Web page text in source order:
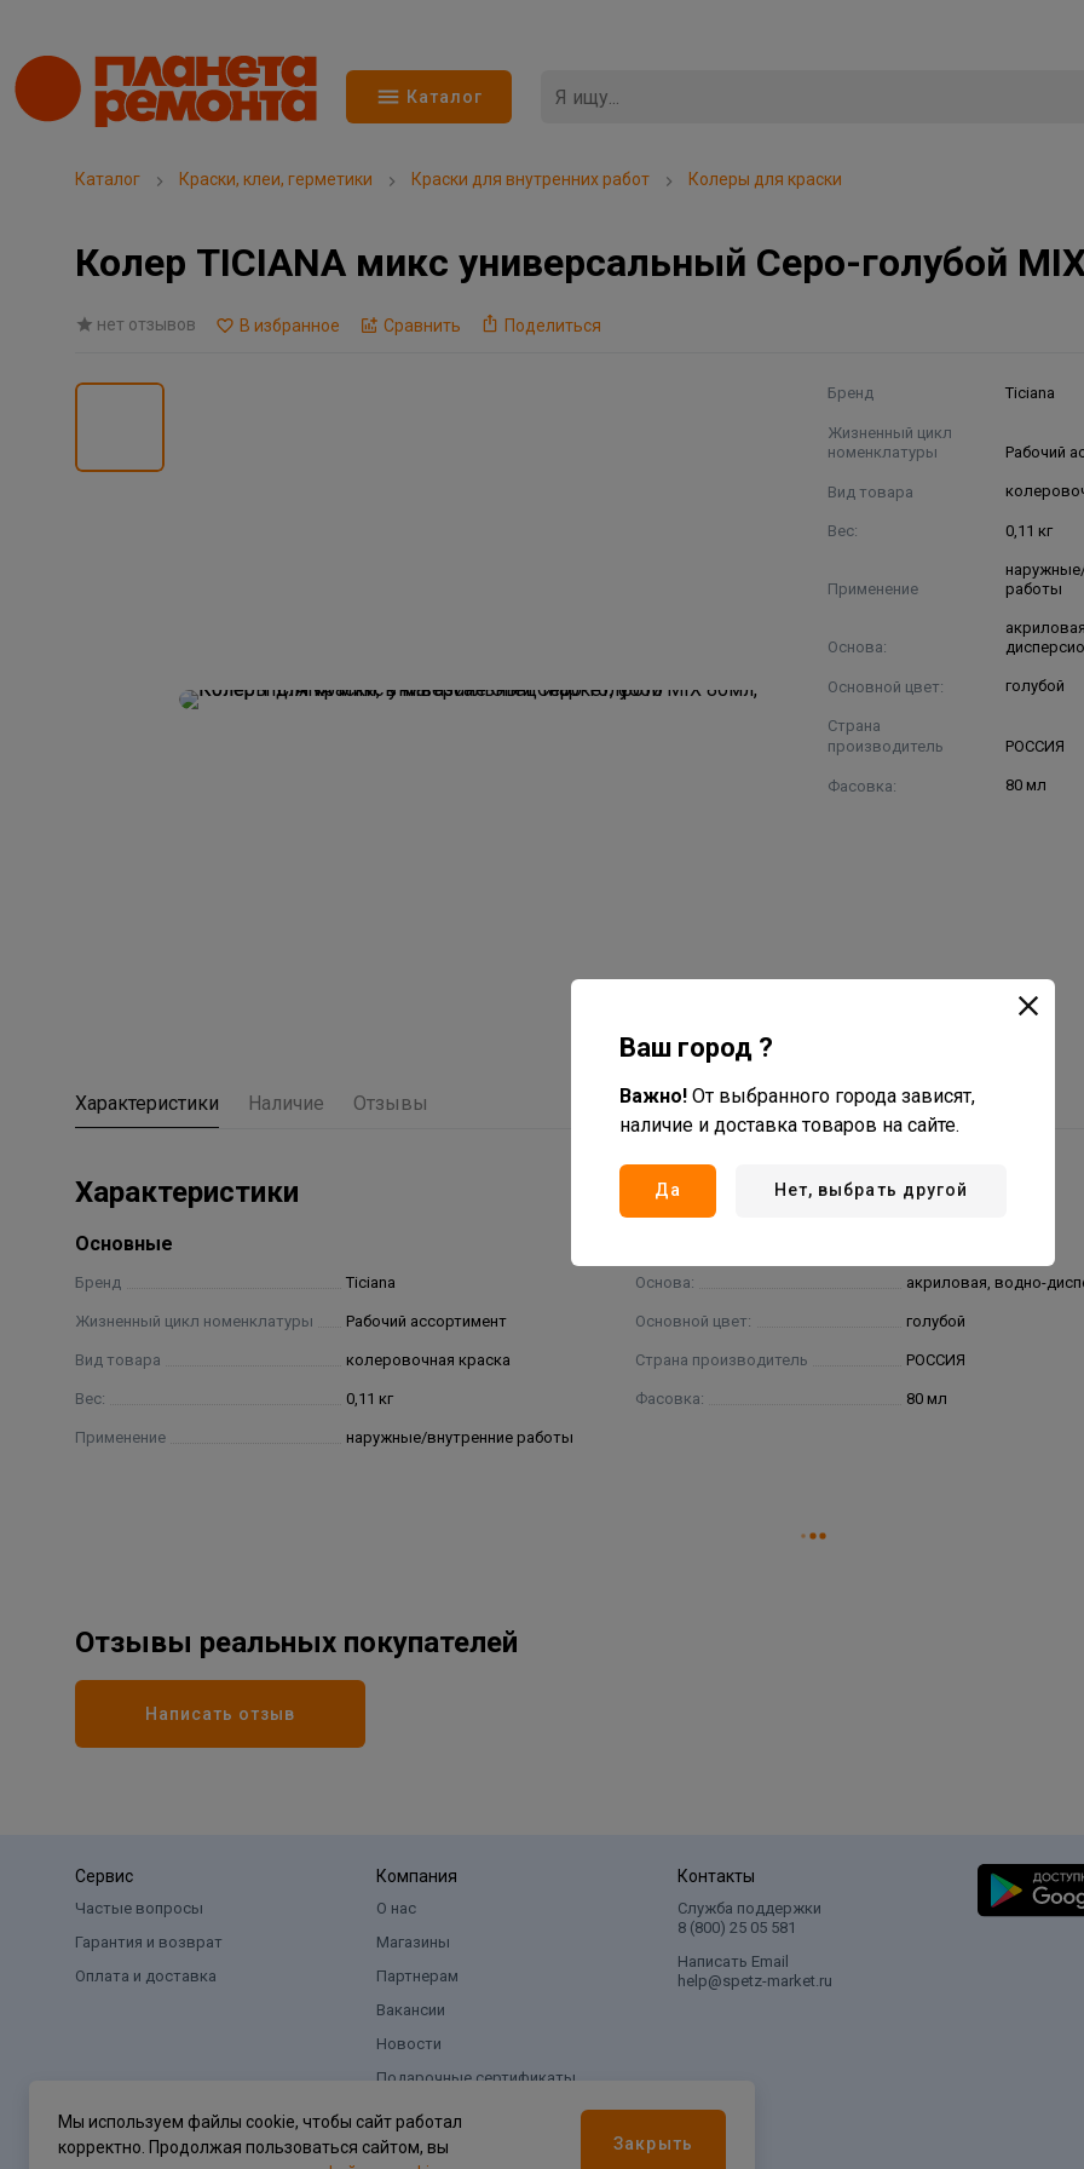
Каталог
Каталог Краски, клеи, герметики Краски для внутренних работ Колеры для краски
Колер TICIANA микс универсальный Серо-голубой
нет отзывов В избранное Сравнить Поделиться
Бренд Ticiana
Жизненный цикл
номенклатуры
Рабочий
Вид товара
Вес: 0,11 кг
Применение
работы
Основа:
Основной цвет: голубой
Страна
производитель
РОССИЯ
Фасовка: 80 мл
Характеристики Наличие Отзывы
Характеристики
Основные
Бренд Ticiana
Жизненный цикл номенклатуры Рабочий ассортимент
Вид товара колеровочная краска
Вес: 0,11 кг
Применение наружные/внутренние работы
Основа: акриловая, водно-
Основной цвет: голубой
Страна производитель РОССИЯ
Фасовка: 80 мл
Отзывы реальных покупателей
Написать отзыв
Сервис
Частые вопросы
Гарантия и возврат
Оплата и доставка
Компания
О нас
Магазины
Партнерам
Вакансии
Новости
Подарочные сертификаты
Контакты
Служба поддержки
8 (800) 25 05 581
Написать Email
help@spetz-market.ru
Ваш город ?
Важно! От выбранного города зависят,
наличие и доставка товаров на сайте.
Да Нет, выбрать другой
Мы используем файлы cookie, чтобы сайт работал
корректно. Продолжая пользоваться сайтом, вы
Закрыть